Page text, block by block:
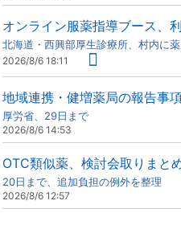
オンライン服薬指導ブース、
北海道・西興部厚生診療所、村内に薬
2026/8/6 18:11
地域連携・健増薬局の報告事
厚労省、29日まで
2026/8/6 14:53
OTC類似薬、検討会取りまと
20日まで、追加負担の例外を整理
2026/8/6 12:57